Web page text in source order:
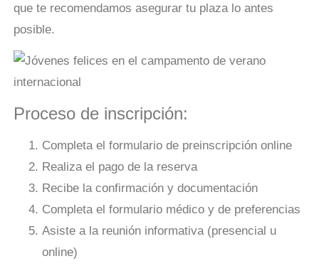
que te recomendamos asegurar tu plaza lo antes
posible.
Proceso de inscripción:
Completa el formulario de preinscripción online
Realiza el pago de la reserva
Recibe la confirmación y documentación
Completa el formulario médico y de preferencias
Asiste a la reunión informativa (presencial u
online)